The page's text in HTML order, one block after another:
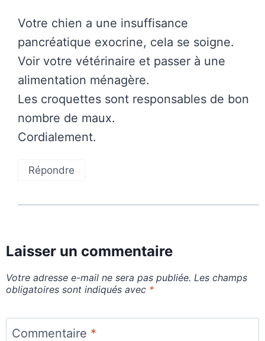
Votre chien a une insuffisance
pancréatique exocrine, cela se soigne.
Voir votre vétérinaire et passer à une
alimentation ménagère.
Les croquettes sont responsables de bon
nombre de maux.
Cordialement.
Répondre
Laisser un commentaire
Votre adresse e-mail ne sera pas publiée. Les champs
obligatoires sont indiqués avec *
Commentaire *